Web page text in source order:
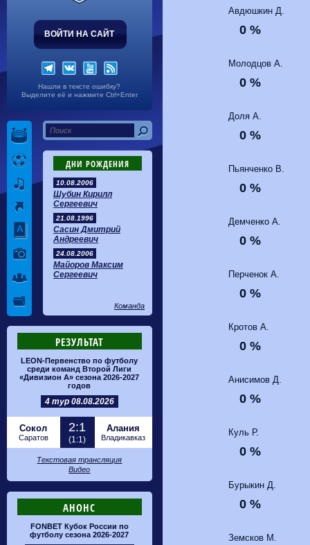
ВОЙТИ НА САЙТ
Нашли в тексте ошибку?
Выделите её и нажмите Ctrl+Enter
ДНИ РОЖДЕНИЯ
10.08.2006
Шубин Кирилл
Сергеевич
21.08.1996
Сасин Дмитрий
Андреевич
24.08.2006
Майоров Максим
Сергеевич
Команда
РЕЗУЛЬТАТ
LEON-Первенство по футболу
среди команд Второй Лиги
«Дивизион А» сезона 2026-2027
годов
4 тур 08.08.2026
Сокол
Саратов
2:1
(1:1)
Алания
Владикавказ
Текстовая трансляция
Видео
АНОНС
FONBET Кубок России по
футболу сезона 2026-2027
Авдюшкин Д.
0 %
Молодцов А.
0 %
Доля А.
0 %
Пьянченко В.
0 %
Демченко А.
0 %
Перченок А.
0 %
Кротов А.
0 %
Анисимов Д.
0 %
Куль Р.
0 %
Бурыкин Д.
0 %
Земсков М.
0-1 Сибирь